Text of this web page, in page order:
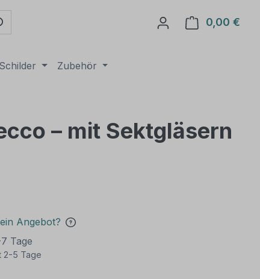
0,00 €
Zubehör
– mit Sektgläsern
Angebot?
Tage
2-5 Tage